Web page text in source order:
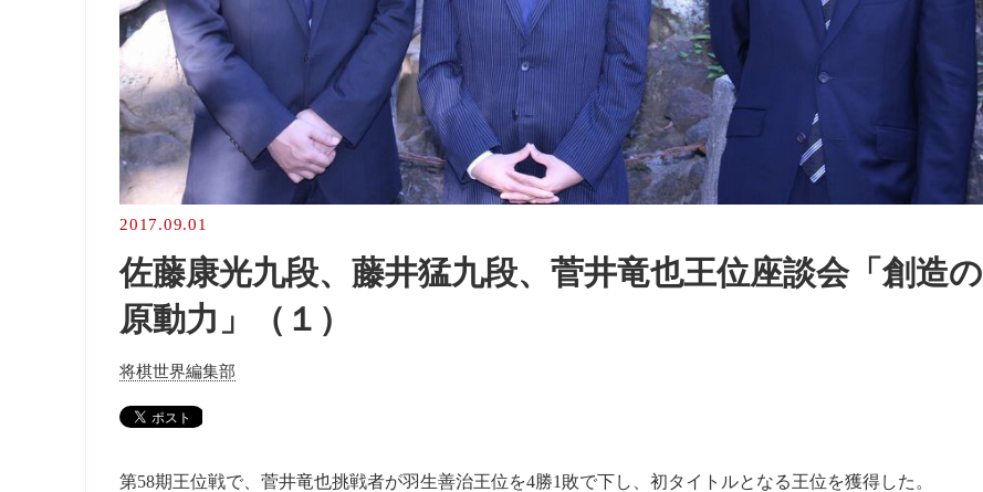
2017.09.01
佐藤康光九段、藤井猛九段、菅井竜也王位座談会「創造の
原動力」（１）
将棋世界編集部
第58期王位戦で、菅井竜也挑戦者が羽生善治王位を4勝1敗で下し、初タイトルとなる王位を獲得した。